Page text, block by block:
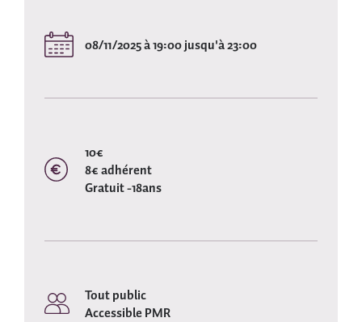
08/11/2025 à 19:00 jusqu'à 23:00
10€
8€ adhérent
Gratuit -18ans
Tout public
Accessible PMR